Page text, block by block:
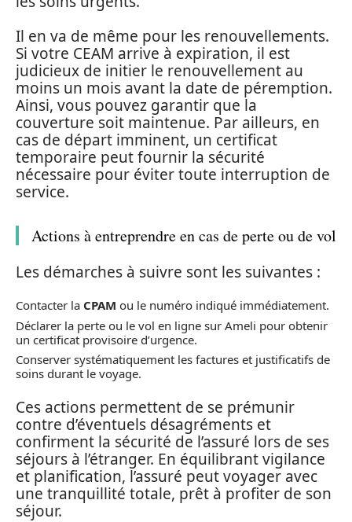
Il en va de même pour les renouvellements.
Si votre CEAM arrive à expiration, il est
judicieux de initier le renouvellement au
moins un mois avant la date de péremption.
Ainsi, vous pouvez garantir que la
couverture soit maintenue. Par ailleurs, en
cas de départ imminent, un certificat
temporaire peut fournir la sécurité
nécessaire pour éviter toute interruption de
service.
Actions à entreprendre en cas de perte ou de vol
Les démarches à suivre sont les suivantes :
Contacter la CPAM ou le numéro indiqué immédiatement.
Déclarer la perte ou le vol en ligne sur Ameli pour obtenir
un certificat provisoire d’urgence.
Conserver systématiquement les factures et justificatifs de
soins durant le voyage.
Ces actions permettent de se prémunir
contre d’éventuels désagréments et
confirment la sécurité de l’assuré lors de ses
séjours à l’étranger. En équilibrant vigilance
et planification, l’assuré peut voyager avec
une tranquillité totale, prêt à profiter de son
séjour.